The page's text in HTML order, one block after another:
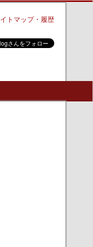
トマップ・履歴